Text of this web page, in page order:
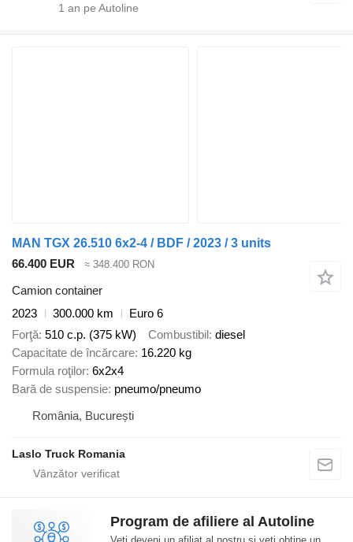
1 an pe Autoline
MAN TGX 26.510 6x2-4 / BDF / 2023 / 3 units
66.400 EUR
≈ 348.400 RON
Camion container
2023
300.000 km
Euro 6
Forţă 510 c.p. (375 kW) Combustibil diesel
Capacitate de încărcare 16.220 kg
Formula roţilor 6x2x4
Bară de suspensie pneumo/pneumo
România, București
Laslo Truck Romania
Program de afiliere al Autoline